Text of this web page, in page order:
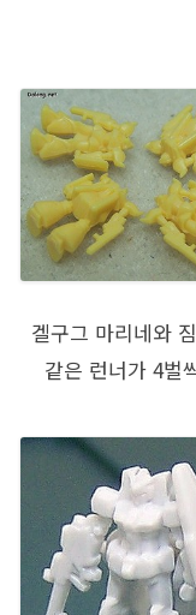
겔구그 마리네와
같은 런너가 4벌